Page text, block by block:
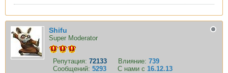
Shifu
Super Moderator
Репутация: 72133 Влияние: 739
Сообщений: 5293 С нами с 16.12.13